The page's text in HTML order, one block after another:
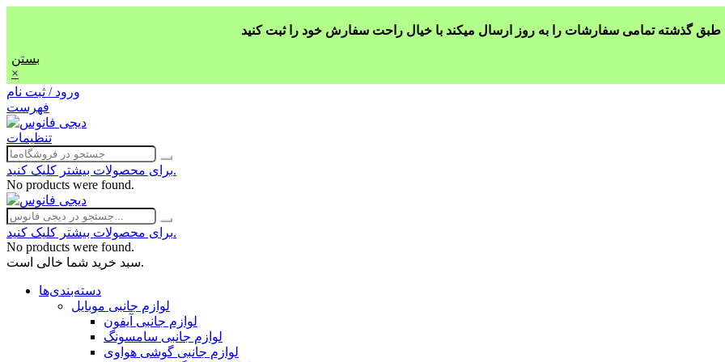
بستن
×
ورود / ثبت نام
فهرست
تنظیمات
برای محصولات بیشتر کلیک کنید.
No products were found.
برای محصولات بیشتر کلیک کنید.
No products were found.
سبد خرید شما خالی است.
دسته‌بندی‌ها
لوازم جانبی موبایل
لوازم جانبی آیفون
لوازم جانبی سامسونگ
لوازم جانبی گوشی هواوی